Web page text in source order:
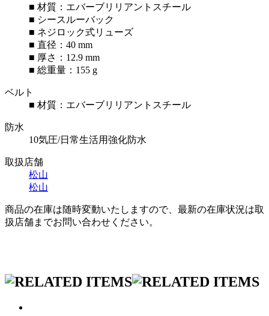
■ 材質：エバーブリリアントスチール
■ シースルーバック
■ ネジロック式リューズ
■ 直径：40 mm
■ 厚さ：12.9 mm
■ 総重量：155 g
ベルト
■ 材質：エバーブリリアントスチール
防水
10気圧/日常生活用強化防水
取扱店舗
松山
松山
商品の在庫は随時変動いたしますので、最新の在庫状況は取
扱店舗までお問い合わせください。